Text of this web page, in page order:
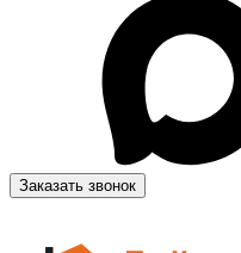
Заказать звонок